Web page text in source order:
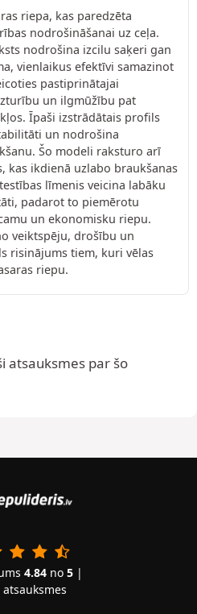
riepa, kas paredzēta
nodrošināšanai uz ceļa.
nodrošina izcilu saķeri gan
vienlaikus efektīvi samazinot
pastiprinātajai
un ilgmūžību pat
Īpaši izstrādātais profils
un nodrošina
Šo modeli raksturo arī
kas ikdienā uzlabo braukšanas
līmenis veicina labāku
padarot to piemērotu
un ekonomisku riepu.
veiktspēju, drošību un
risinājums tiem, kuri vēlas
riepu.
atsauksmes par šo
4.84no 5|
atsauksmes